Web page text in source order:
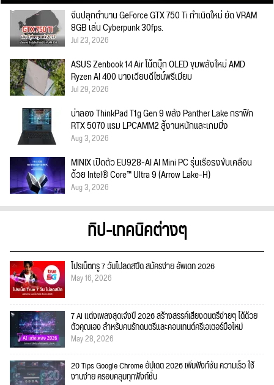
จีนปลุกตำนาน GeForce GTX 750 Ti กำเนิดใหม่ ยัด VRAM
8GB เล่น Cyberpunk 30fps.
Jul 23, 2026
ASUS Zenbook 14 Air โน้ตบุ๊ก OLED ขุมพลังใหม่ AMD
Ryzen AI 400 บางเฉียบดีไซน์พรีเมียม
Jul 29, 2026
น่าลอง ThinkPad T1g Gen 9 พลัง Panther Lake กราฟิก
RTX 5070 แรม LPCAMM2 สู้งานหนักและเกมมิ่ง
Aug 3, 2026
MINIX เปิดตัว EU928-AI AI Mini PC รุ่นเรือธงขับเคลื่อน
ด้วย Intel® Core™ Ultra 9 (Arrow Lake-H)
Aug 3, 2026
ทิป-เทคนิคต่างๆ
โปรเน็ตทรู 7 วันไม่ลดสปีด สมัครง่าย อัพเดท 2026
May 16, 2026
7 AI แต่งเพลงสุดเจ๋งปี 2026 สร้างสรรค์เสียงดนตรีง่ายๆ ได้ด้วย
ตัวคุณเอง สำหรับคนรักดนตรีและคอนเทนต์ครีเอเตอร์มือใหม่
May 28, 2026
20 Tips Google Chrome อัปเดต 2026 เพิ่มฟังก์ชั่น ความเร็ว ใช้
งานง่าย ครอบคลุมทุกฟังก์ชั่น